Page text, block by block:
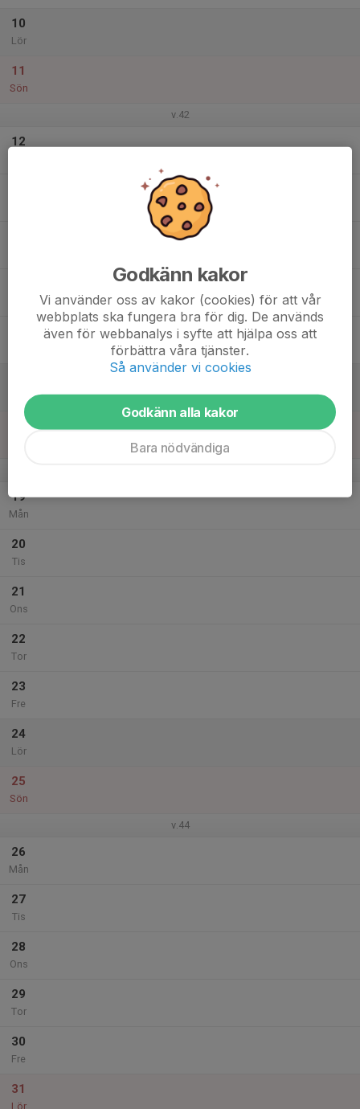
10
Lör
11
Sön
v.42
12
19
Mån
20
Tis
21
Ons
22
Tor
23
Fre
24
Lör
25
Sön
v.44
26
Mån
27
Tis
28
Ons
29
Tor
30
Fre
31
Lör
Godkänn kakor
Vi använder oss av kakor (cookies) för att vår
webbplats ska fungera bra för dig. De används
även för webbanalys i syfte att hjälpa oss att
förbättra våra tjänster.
Så använder vi cookies
Godkänn alla kakor
Bara nödvändiga